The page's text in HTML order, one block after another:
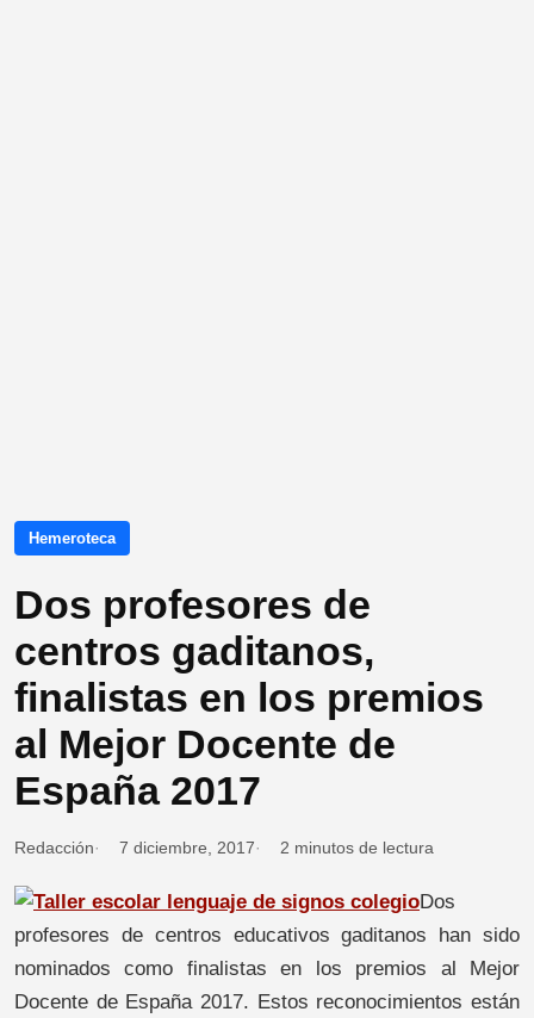
Hemeroteca
Dos profesores de
centros gaditanos,
finalistas en los premios
al Mejor Docente de
España 2017
Redacción 7 diciembre, 2017 2 minutos de lectura
Dos
profesores de centros educativos gaditanos han sido
nominados como finalistas en los premios al Mejor
Docente de España 2017. Estos reconocimientos están